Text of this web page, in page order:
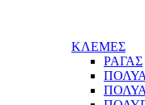
ΚΛΕΜΕΣ
ΡΑΓΑΣ